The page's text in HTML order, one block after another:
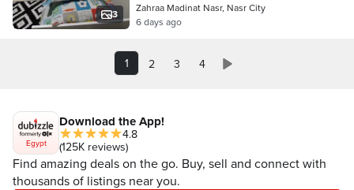
3
Zahraa Madinat Nasr, Nasr City
6 days ago
1 2 3 4
Egypt
Download the App!
4.8
(125K reviews)
Find amazing deals on the go. Buy, sell and connect with
thousands of listings near you.